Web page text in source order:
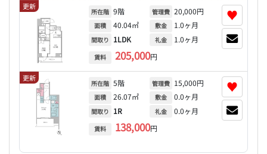
更新
所在階 9階
面積 40.04㎡
間取り 1LDK
賃料 205,000円
管理費 20,000円
敷金 1.0ヶ月
礼金 1.0ヶ月
♥
更新
所在階 5階
面積 26.07㎡
間取り 1R
賃料 138,000円
管理費 15,000円
敷金 0.0ヶ月
礼金 0.0ヶ月
♥